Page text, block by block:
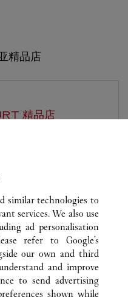
精品店
精品店
FRANKFURT AM MAIN
9
similar technologies to
services. We also use
ad personalisation
refer to Google's
our own and third
and improve
to send advertising
shown while